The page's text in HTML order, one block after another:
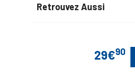
29€90
Retrouvez Aussi
Suivez-Nous